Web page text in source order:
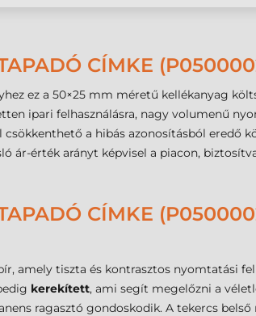
CÍMKE
ez a 50×25 mm méretű kellékanyag
ipari felhasználásra, nagy volumenű
a hibás azonosításból eredő
ár-érték arányt képvisel a piacon,
CÍMKE
amely tiszta és kontrasztos nyomtatási
kerekített, ami segít megelőzni a
ragasztó gondoskodik. A tekercs